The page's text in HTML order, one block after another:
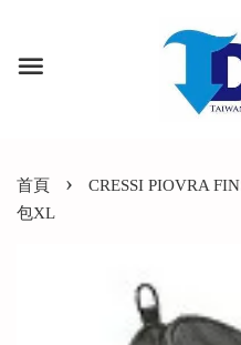
首頁 ›
CRESSI PIOVRA
包XL